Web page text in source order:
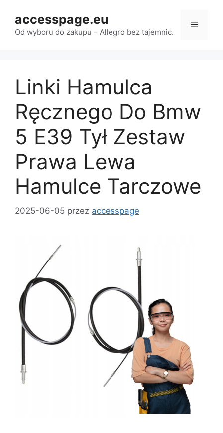
treści
accesspage.eu
Od wyboru do zakupu – Allegro bez tajemnic.
Menu
Linki Hamulca
Ręcznego Do Bmw
5 E39 Tył Zestaw
Prawa Lewa
Hamulce Tarczowe
2025-06-05 przez accesspage